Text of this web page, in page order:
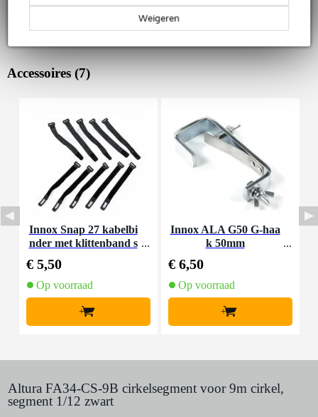
Weigeren
Accessoires (7)
Innox Snap 27 kabelbi
nder met klittenband s
€ 5,50
Op voorraad
+
Innox ALA G50 G-haa
k 50mm
€ 6,50
Op voorraad
+
Altura FA34-CS-9B cirkelsegment voor 9m cirkel,
segment 1/12 zwart